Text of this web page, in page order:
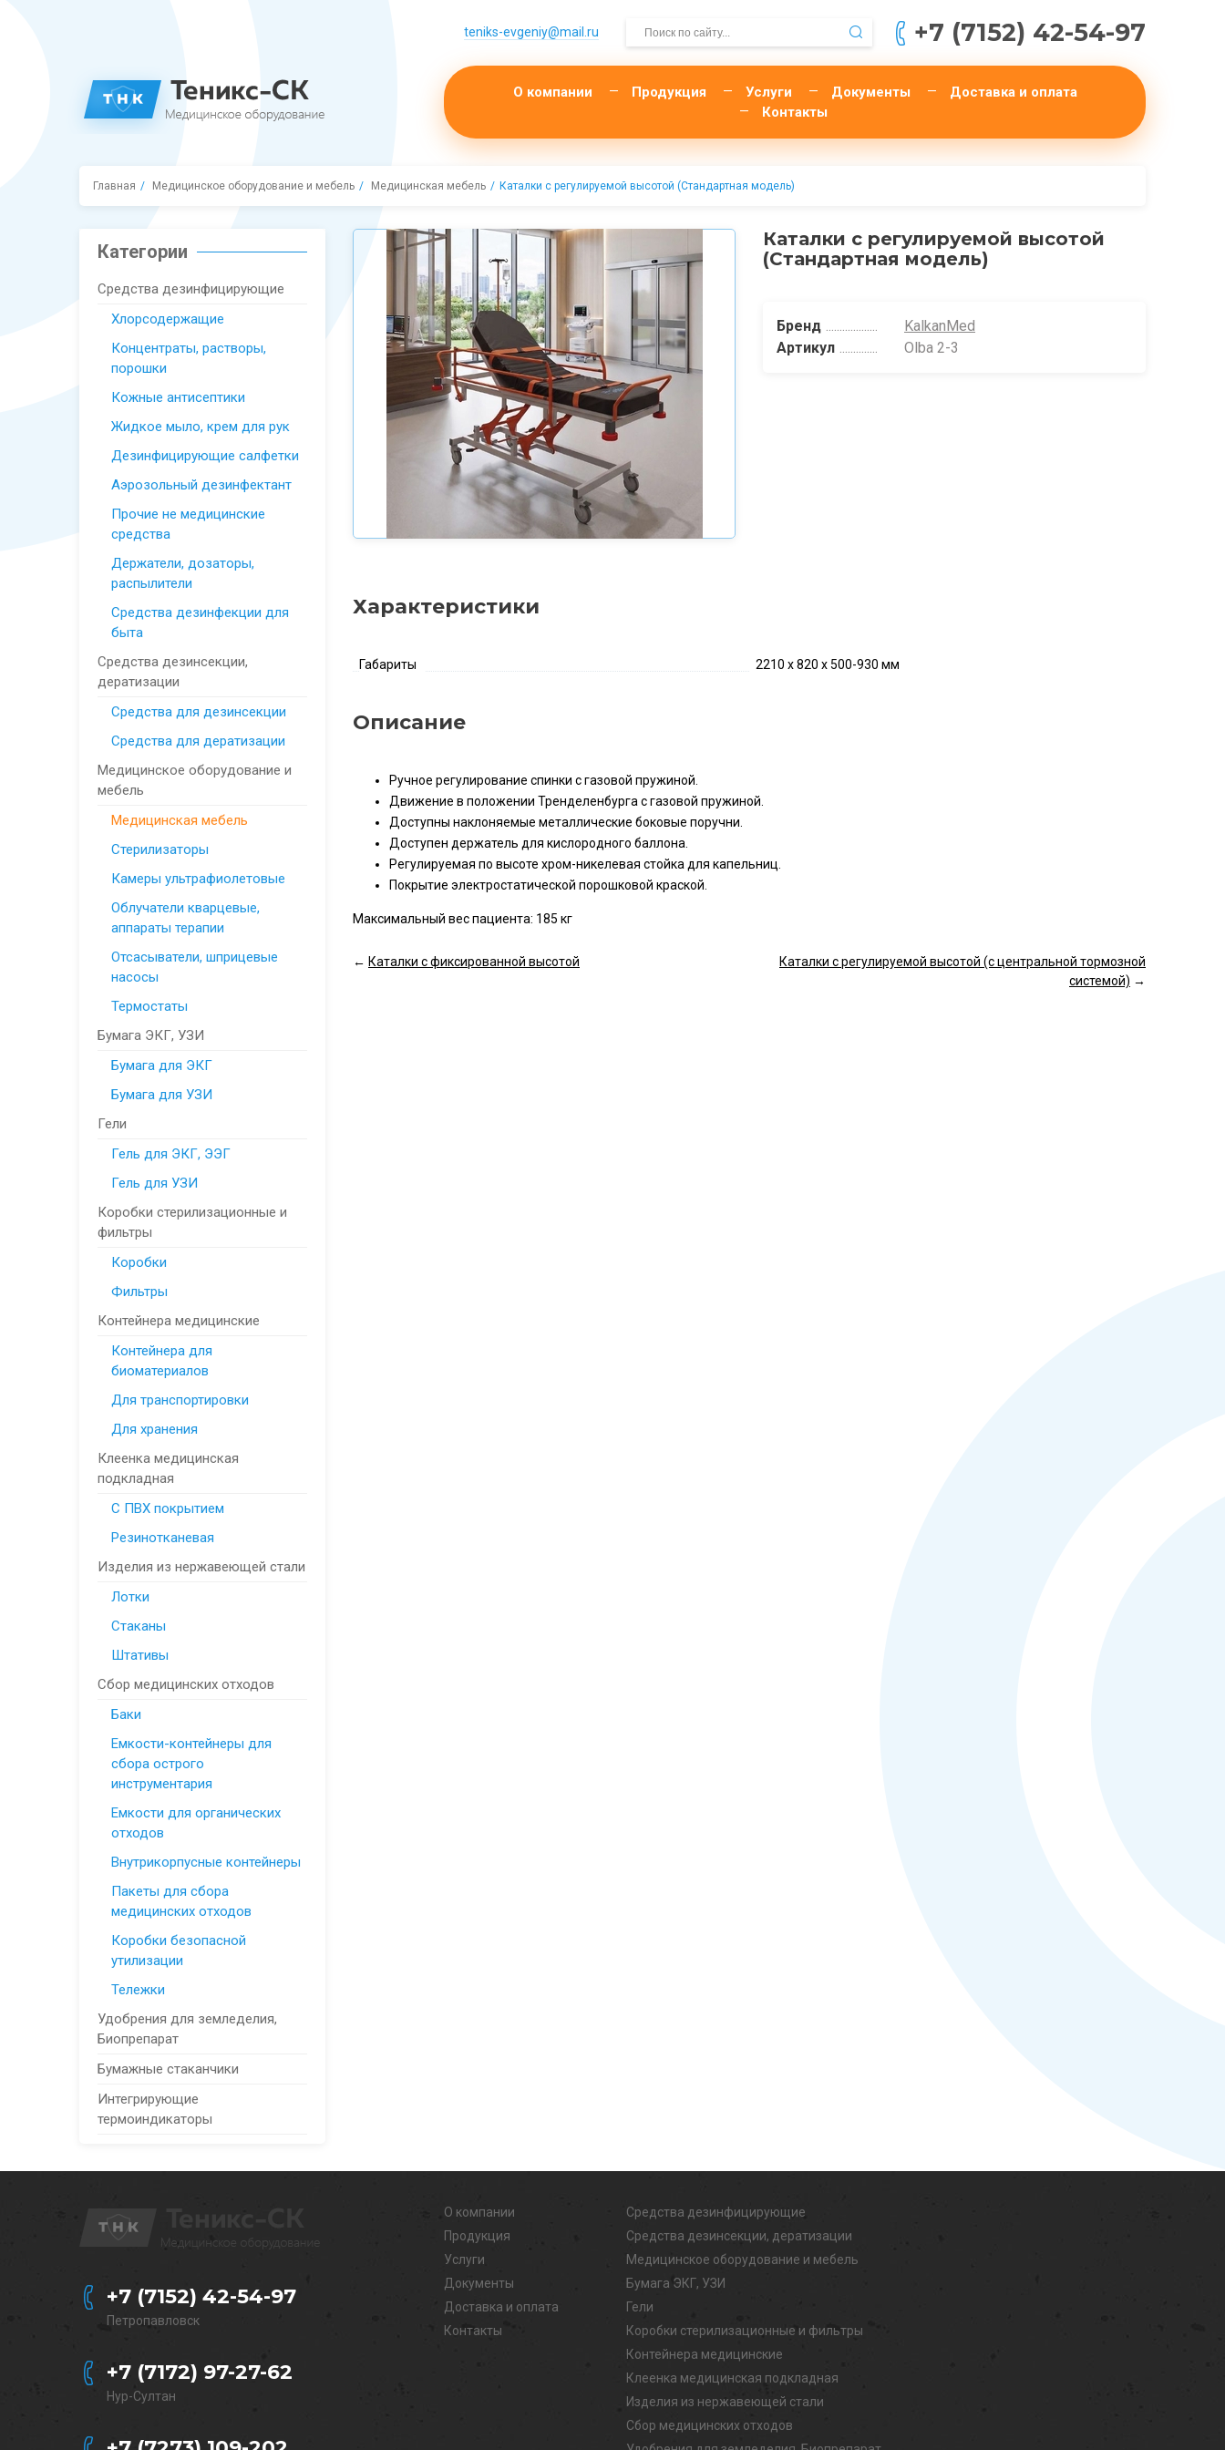
teniks-evgeniy@mail.­ru +7 (7152) 42-54-97
О компании Продукция Услуги Документы
Доставка и оплата
Контакты
Главная Медицинское оборудование и мебель Медицинская мебель Каталки с регулируемой высотой (Стандартная модель)
Категории
Средства дезинфицирующие
Хлорсодержащие
Концентраты, растворы,
порошки
Кожные антисептики
Жидкое мыло, крем для рук
Дезинфицирующие салфетки
Аэрозольный дезинфектант
Прочие не медицинские
средства
Держатели, дозаторы,
распылители
Средства дезинфекции для
быта
Средства дезинсекции,
дератизации
Средства для дезинсекции
Средства для дератизации
Медицинское оборудование и
мебель
Медицинская мебель
Стерилизаторы
Камеры ультрафиолетовые
Облучатели кварцевые,
аппараты терапии
Отсасыватели, шприцевые
насосы
Термостаты
Бумага ЭКГ, УЗИ
Бумага для ЭКГ
Бумага для УЗИ
Гели
Гель для ЭКГ, ЭЭГ
Гель для УЗИ
Коробки стерилизационные и
фильтры
Коробки
Фильтры
Контейнера медицинские
Контейнера для
биоматериалов
Для транспортировки
Для хранения
Клеенка медицинская
подкладная
С ПВХ покрытием
Резинотканевая
Изделия из нержавеющей стали
Лотки
Стаканы
Штативы
Сбор медицинских отходов
Баки
Емкости-контейнеры для
сбора острого
инструментария
Емкости для органических
отходов
Внутрикорпусные контейнеры
Пакеты для сбора
медицинских отходов
Коробки безопасной
утилизации
Тележки
Удобрения для земледелия,
Биопрепарат
Бумажные стаканчики
Интегрирующие
термоиндикаторы
Каталки с регулируемой высотой
(Стандартная модель)
Бренд
KalkanMed
Артикул
Olba 2-3
Характеристики
Габариты 2210 x 820 x 500-930 мм
Описание
Ручное регулирование спинки с газовой пружиной.
Движение в положении Тренделенбурга с газовой пружиной.
Доступны наклоняемые металлические боковые поручни.
Доступен держатель для кислородного баллона.
Регулируемая по высоте хром-никелевая стойка для капельниц.
Покрытие электростатической порошковой краской.
Максимальный вес пациента: 185 кг
← Каталки с фиксированной высотой
Каталки с регулируемой высотой (с центральной тормозной
системой) →
+7 (7152) 42-54-97
Петропавловск
+7 (7172) 97-27-62
Нур-Султан
О компании
Продукция
Услуги
Документы
Доставка и оплата
Контакты
Средства дезинфицирующие
Средства дезинсекции, дератизации
Медицинское оборудование и мебель
Бумага ЭКГ, УЗИ
Гели
Коробки стерилизационные и фильтры
Контейнера медицинские
Клеенка медицинская подкладная
Изделия из нержавеющей стали
Сбор медицинских отходов